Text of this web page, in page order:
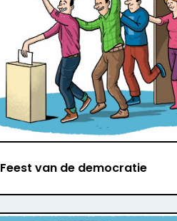
Feest van de democratie